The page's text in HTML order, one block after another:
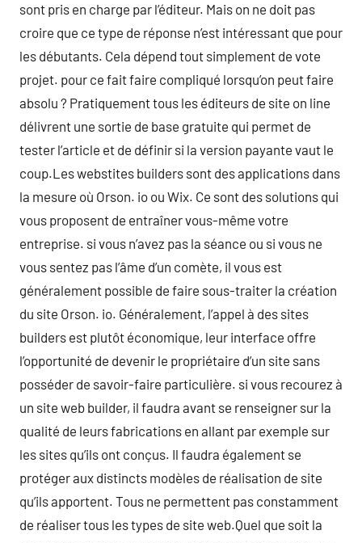
sont pris en charge par l’éditeur. Mais on ne doit pas
croire que ce type de réponse n’est intéressant que pour
les débutants. Cela dépend tout simplement de vote
projet. pour ce fait faire compliqué lorsqu’on peut faire
absolu ? Pratiquement tous les éditeurs de site on line
délivrent une sortie de base gratuite qui permet de
tester l’article et de définir si la version payante vaut le
coup.Les webstites builders sont des applications dans
la mesure où Orson. io ou Wix. Ce sont des solutions qui
vous proposent de entraîner vous-même votre
entreprise. si vous n’avez pas la séance ou si vous ne
vous sentez pas l’âme d’un comète, il vous est
généralement possible de faire sous-traiter la création
du site Orson. io. Généralement, l’appel à des sites
builders est plutôt économique, leur interface offre
l’opportunité de devenir le propriétaire d’un site sans
posséder de savoir-faire particulière. si vous recourez à
un site web builder, il faudra avant se renseigner sur la
qualité de leurs fabrications en allant par exemple sur
les sites qu’ils ont conçus. Il faudra également se
protéger aux distincts modèles de réalisation de site
qu’ils apportent. Tous ne permettent pas constamment
de réaliser tous les types de site web.Quel que soit la